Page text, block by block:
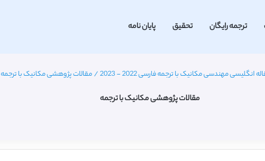
ترجمه رایگان تحقیق پایان نامه
انگلیسی مهندسی مکانیک با ترجمه فارسی 2022 - 2023 /مقالات پژوهشی مکانیک با ترجمه
مقالات پژوهشی مکانیک با ترجمه